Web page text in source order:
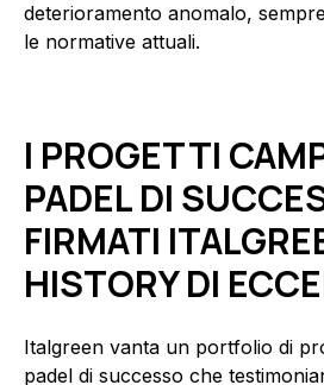
deterioramento anomalo,
le normative attuali.
I PROGETTI
PADEL DI
FIRMATI
HISTORY DI
Italgreen vanta un portfolio di
padel di successo che